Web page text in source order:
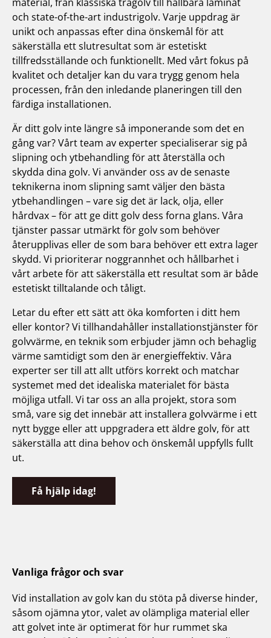
och state-of-the-art industrigolv. Varje uppdrag är
unikt och anpassas efter dina önskemål för att
säkerställa ett slutresultat som är estetiskt
tillfredsställande och funktionellt. Med vårt fokus på
kvalitet och detaljer kan du vara trygg genom hela
processen, från den inledande planeringen till den
färdiga installationen.
Är ditt golv inte längre så imponerande som det en
gång var? Vårt team av experter specialiserar sig på
slipning och ytbehandling för att återställa och
skydda dina golv. Vi använder oss av de senaste
teknikerna inom slipning samt väljer den bästa
ytbehandlingen – vare sig det är lack, olja, eller
hårdvax – för att ge ditt golv dess forna glans. Våra
tjänster passar utmärkt för golv som behöver
återupplivas eller de som bara behöver ett extra lager
skydd. Vi prioriterar noggrannhet och hållbarhet i
vårt arbete för att säkerställa ett resultat som är både
estetiskt tilltalande och tåligt.
Letar du efter ett sätt att öka komforten i ditt hem
eller kontor? Vi tillhandahåller installationstjänster för
golvvärme, en teknik som erbjuder jämn och behaglig
värme samtidigt som den är energieffektiv. Våra
experter ser till att allt utförs korrekt och matchar
systemet med det idealiska materialet för bästa
möjliga utfall. Vi tar oss an alla projekt, stora som
små, vare sig det innebär att installera golvvärme i ett
nytt bygge eller att uppgradera ett äldre golv, för att
säkerställa att dina behov och önskemål uppfylls fullt
ut.
Få hjälp idag!
Vanliga frågor och svar
Vid installation av golv kan du stöta på diverse hinder,
såsom ojämna ytor, valet av olämpliga material eller
att golvet inte är optimerat för hur rummet ska